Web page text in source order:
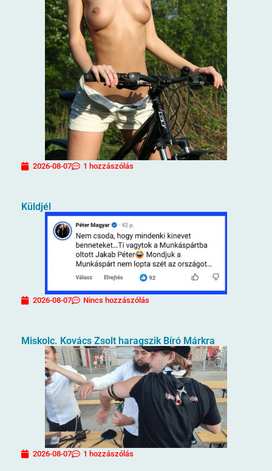
2026-08-07 1 hozzászólás
Küldjél
2026-08-07 Nincs hozzászólás
Miskolc. Kovács Zsolt haragszik Bíró Márkra
2026-08-07 1 hozzászólás